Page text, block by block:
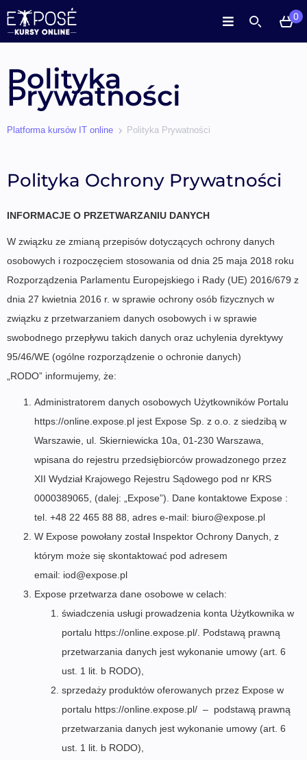
0
Polityka
Prywatności
Platforma kursów IT online Polityka Prywatności
Polityka Ochrony Prywatności
INFORMACJE O PRZETWARZANIU DANYCH
W związku ze zmianą przepisów dotyczących ochrony danych
osobowych i rozpoczęciem stosowania od dnia 25 maja 2018 roku
Rozporządzenia Parlamentu Europejskiego i Rady (UE) 2016/679 z
dnia 27 kwietnia 2016 r. w sprawie ochrony osób fizycznych w
związku z przetwarzaniem danych osobowych i w sprawie
swobodnego przepływu takich danych oraz uchylenia dyrektywy
95/46/WE (ogólne rozporządzenie o ochronie danych)
„RODO” informujemy, że:
Administratorem danych osobowych Użytkowników Portalu
https://online.expose.pl jest Expose Sp. z o.o. z siedzibą w
Warszawie, ul. Skierniewicka 10a, 01-230 Warszawa,
wpisana do rejestru przedsiębiorców prowadzonego przez
XII Wydział Krajowego Rejestru Sądowego pod nr KRS
0000389065, (dalej: „Expose”). Dane kontaktowe Expose :
tel. +48 22 465 88 88, adres e-mail: biuro@expose.pl
W Expose powołany został Inspektor Ochrony Danych, z
którym może się skontaktować pod adresem
email: iod@expose.pl
Expose przetwarza dane osobowe w celach:
świadczenia usługi prowadzenia konta Użytkownika w
portalu https://online.expose.pl/. Podstawą prawną
przetwarzania danych jest wykonanie umowy (art. 6
ust. 1 lit. b RODO),
sprzedaży produktów oferowanych przez Expose w
portalu https://online.expose.pl/ – podstawą prawną
przetwarzania danych jest wykonanie umowy (art. 6
ust. 1 lit. b RODO),